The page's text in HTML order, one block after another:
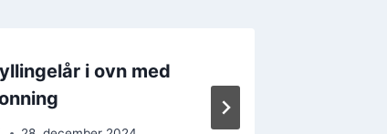
i ovn med